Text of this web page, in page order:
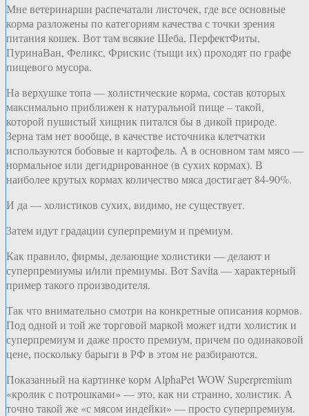
Мне ветеринарши распечатали листочек, где все основные
корма разложены по категориям качества с точки зрения
питания кошек. Вот там всякие Шеба, ПерфектФиты,
ПуринаВан, Феликс, Фрискис (тыщи их) проходят по графе
пищевого мусора.
На верхушке топа — холистические корма, состав которых
максимально приближен к натуральной пище – такой,
которой пушистый хищник питался бы в дикой природе.
Зерна там нет вообще, в качестве источника клетчатки
используются бобовые и картофель. А в основном там мясо —
нормальное или дегидрированное (в сухих кормах). В
наиболее крутых кормах количество мяса достигает 84-90%.
И да — холистиков сухих, видимо, не существует.
Затем идут градации суперпремиум и премиум.
Как правило, фирмы, делающие холистики — делают и
суперпремиумы и/или премиумы. Вот Savita — характерный
пример такого производителя.
Так что внимательно смотри на конкретные описания кормов.
Под одной и той же торговой маркой может идти холистик и
суперпремиум и даже просто премиум, причем по одинаковой
цене, поскольку барыги в РФ в этом не разбираются.
Показанный на картинке корм AlphaPet WOW Superpremium
«кролик с потрошками» — это, как ни странно, холистик. А
точно такой же «с мясом индейки» — просто суперпремиум.